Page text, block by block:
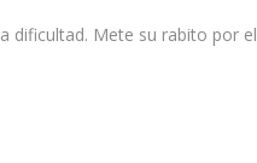
dificultad. Mete su rabito por el